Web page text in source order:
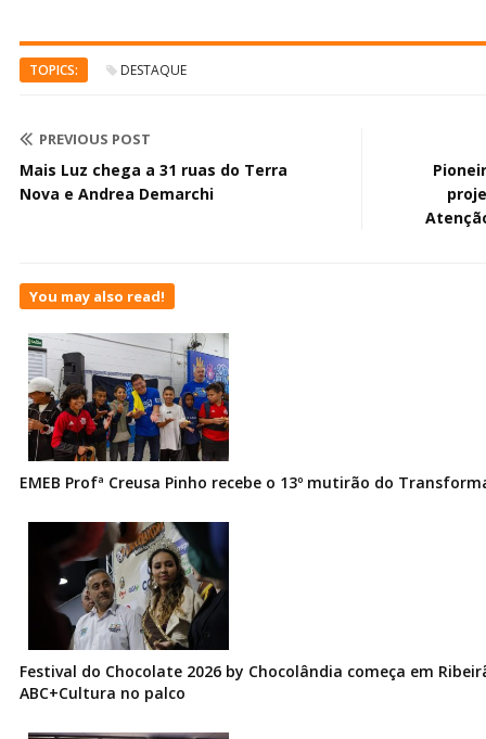
TOPICS: DESTAQUE
PREVIOUS POST
Mais Luz chega a 31 ruas do Terra
Nova e Andrea Demarchi
You may also read!
EMEB Profª Creusa Pinho recebe o 13º mutirão do
Festival do Chocolate 2026 by Chocolândia começa em
ABC+Cultura no palco